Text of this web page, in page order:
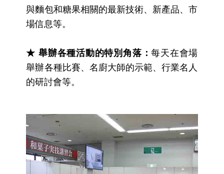
與麵包和糖果相關的最新技術、新產品、市
場信息等。
★ 舉辦各種活動的特別角落：每天在會場
舉辦各種比賽、名廚大師的示範、行業名人
的研討會等。